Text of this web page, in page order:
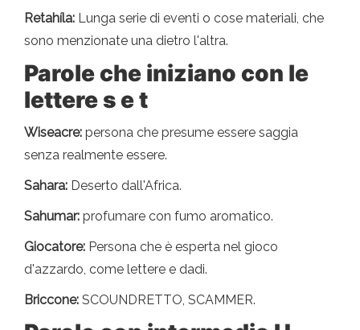
Retahíla: Lunga serie di eventi o cose materiali, che
sono menzionate una dietro l'altra.
Parole che iniziano con le
lettere s e t
Wiseacre: persona che presume essere saggia
senza realmente essere.
Sahara: Deserto dall'Africa.
Sahumar: profumare con fumo aromatico.
Giocatore: Persona che è esperta nel gioco
d'azzardo, come lettere e dadi.
Briccone: SCOUNDRETTO, SCAMMER.